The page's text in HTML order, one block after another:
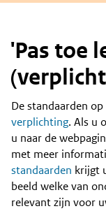
'Pas toe
Content
De standaarden
verplichting. Als u
u naar de
met meer
standaarden krijgt
beeld welke van
relevant zijn voor